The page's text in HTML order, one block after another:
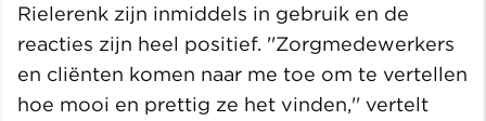
Rielerenk zijn inmiddels in gebruik en de
reacties zijn heel positief. ''Zorgmedewerkers
en cliënten komen naar me toe om te vertellen
hoe mooi en prettig ze het vinden,'' vertelt